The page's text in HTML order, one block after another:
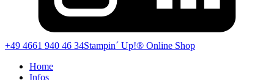
+49 4661 940 46 34Stampin´ Up!® Online Shop
Home
Infos